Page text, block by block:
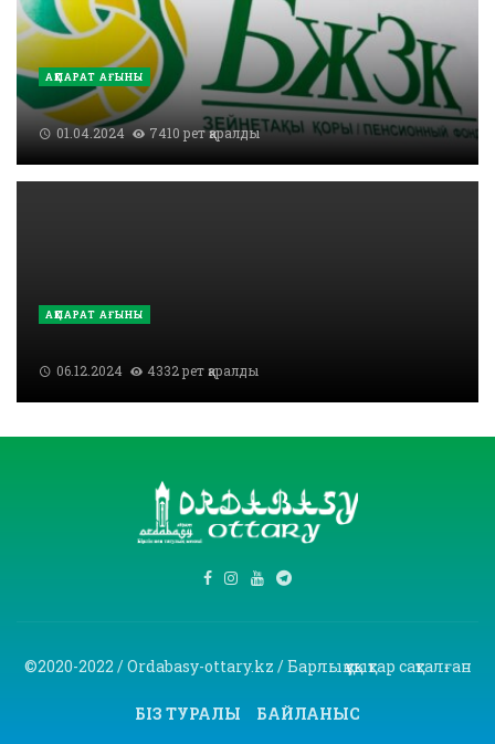
АҚПАРАТ АҒЫНЫ
01.04.2024 7410 рет қаралды
АҚПАРАТ АҒЫНЫ
06.12.2024 4332 рет қаралды
©2020-2022 / Ordabasy-ottary.kz / Барлық құқықтар сақталған
БІЗ ТУРАЛЫ БАЙЛАНЫС